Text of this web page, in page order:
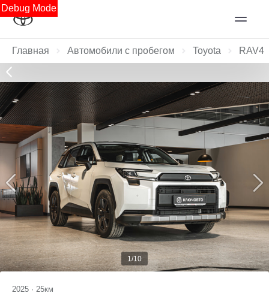
Debug Mode
Главная Автомобили с пробегом Toyota RAV4
1/10
2025 · 25км